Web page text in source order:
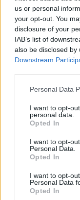
us or personal
your opt-out. You
disclosure of your
IAB’s list of
also be disclosed
Downstream
Personal Data
I want to opt-
personal data.
Opted In
I want to opt-
Personal Data.
Opted In
I want to opt-
Personal Data
Opted In
Stime: 8
Ti stimo fratello
Link
Cani·